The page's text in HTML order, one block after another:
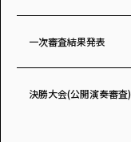
一次審査結果発表
決勝大会(公開演奏審査)